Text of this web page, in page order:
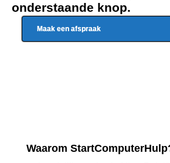
onderstaande knop.
Maak een afspraak
Waarom